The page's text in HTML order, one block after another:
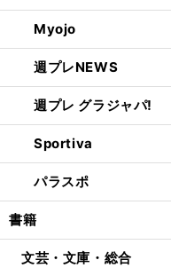
Myojo
週プレNEWS
週プレ グラジャパ!
Sportiva
パラスポ
書籍
文芸・文庫・総合